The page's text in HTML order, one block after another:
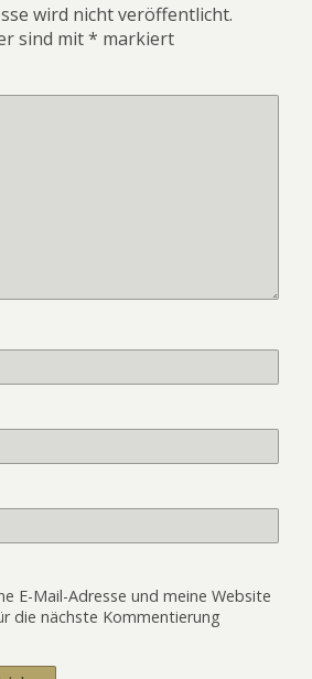
wird nicht veröffentlicht.
sind mit* markiert
E-Mail-Adresse und meine Website
die nächste Kommentierung